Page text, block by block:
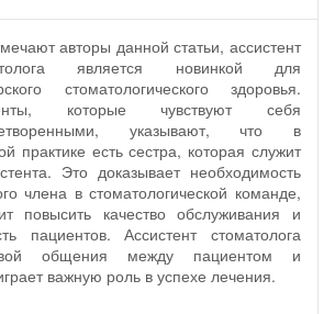
авторы данной статьи, ассистент
является новинкой для
стоматологического здоровья.
которые чувствуют себя
указывают, что в
практике есть сестра, которая служит
Это доказывает необходимость
члена в стоматологической команде,
повысить качество обслуживания и
пациентов. Ассистент стоматолога
общения между пациентом и
важную роль в успехе лечения.